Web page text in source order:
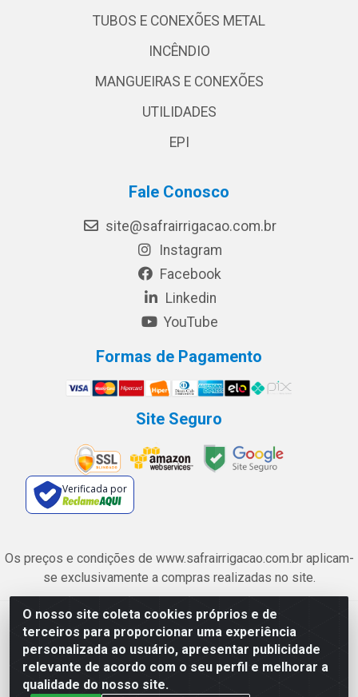
O nosso site coleta cookies próprios e de
terceiros para proporcionar uma experiência
personalizada ao usuário, apresentar publicidade
relevante de acordo com o seu perfil e melhorar a
qualidade do nosso site.
TUBOS E CONEXÕES METAL
INCÊNDIO
MANGUEIRAS E CONEXÕES
UTILIDADES
EPI
Fale Conosco
site@safrairrigacao.com.br
Instagram
Facebook
Linkedin
YouTube
Formas de Pagamento
Site Seguro
Verificada por
Os preços e condições de www.safrairrigacao.com.br aplicam-
se exclusivamente a compras realizadas no site.
Safra Agrícola e Pecuária LTDA - Avenida Castelo Branco, 5330 -
Esplanada dos Anicuns, Goiânia/GO - CEP 74.433-205 - CNPJ
06.315.490/0001-00